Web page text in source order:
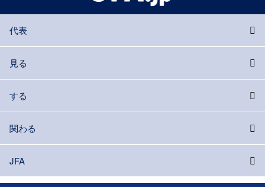
代表
見る
する
関わる
JFA